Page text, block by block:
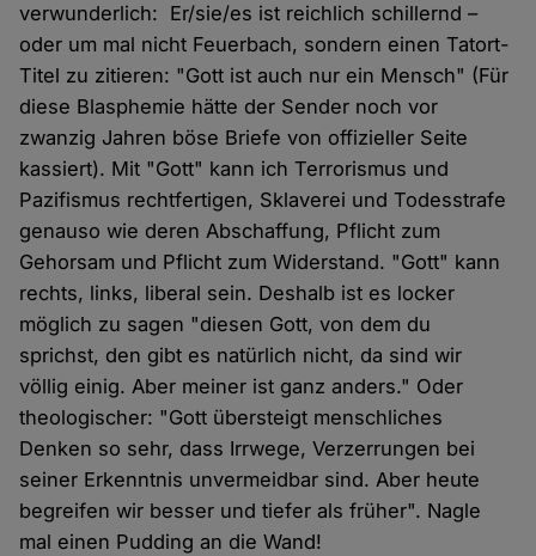
verwunderlich: Er/sie/es ist reichlich schillernd –
oder um mal nicht Feuerbach, sondern einen Tatort-
Titel zu zitieren: "Gott ist auch nur ein Mensch" (Für
diese Blasphemie hätte der Sender noch vor
zwanzig Jahren böse Briefe von offizieller Seite
kassiert). Mit "Gott" kann ich Terrorismus und
Pazifismus rechtfertigen, Sklaverei und Todesstrafe
genauso wie deren Abschaffung, Pflicht zum
Gehorsam und Pflicht zum Widerstand. "Gott" kann
rechts, links, liberal sein. Deshalb ist es locker
möglich zu sagen "diesen Gott, von dem du
sprichst, den gibt es natürlich nicht, da sind wir
völlig einig. Aber meiner ist ganz anders." Oder
theologischer: "Gott übersteigt menschliches
Denken so sehr, dass Irrwege, Verzerrungen bei
seiner Erkenntnis unvermeidbar sind. Aber heute
begreifen wir besser und tiefer als früher". Nagle
mal einen Pudding an die Wand!